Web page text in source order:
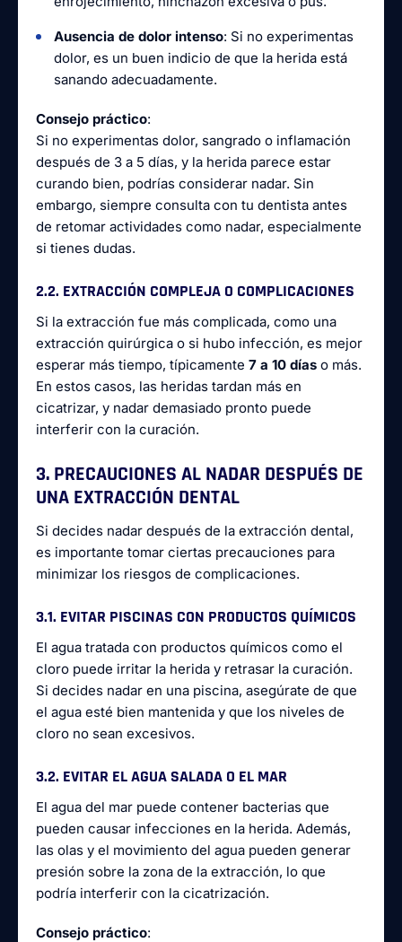
Ausencia de dolor intenso: Si no experimentas
dolor, es un buen indicio de que la herida está
sanando adecuadamente.
Consejo práctico:
Si no experimentas dolor, sangrado o inflamación
después de 3 a 5 días, y la herida parece estar
curando bien, podrías considerar nadar. Sin
embargo, siempre consulta con tu dentista antes
de retomar actividades como nadar, especialmente
si tienes dudas.
2.2. EXTRACCIÓN COMPLEJA O COMPLICACIONES
Si la extracción fue más complicada, como una
extracción quirúrgica o si hubo infección, es mejor
esperar más tiempo, típicamente 7 a 10 días o más.
En estos casos, las heridas tardan más en
cicatrizar, y nadar demasiado pronto puede
interferir con la curación.
3. PRECAUCIONES AL NADAR DESPUÉS DE
UNA EXTRACCIÓN DENTAL
Si decides nadar después de la extracción dental,
es importante tomar ciertas precauciones para
minimizar los riesgos de complicaciones.
3.1. EVITAR PISCINAS CON PRODUCTOS QUÍMICOS
El agua tratada con productos químicos como el
cloro puede irritar la herida y retrasar la curación.
Si decides nadar en una piscina, asegúrate de que
el agua esté bien mantenida y que los niveles de
cloro no sean excesivos.
3.2. EVITAR EL AGUA SALADA O EL MAR
El agua del mar puede contener bacterias que
pueden causar infecciones en la herida. Además,
las olas y el movimiento del agua pueden generar
presión sobre la zona de la extracción, lo que
podría interferir con la cicatrización.
Consejo práctico: